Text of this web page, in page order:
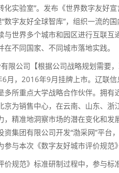
化实验室”。发布《世界数字友好
数字友好全球智库”，组织一流的
与世界多个城市和园区进行互联
不同国家、不同城市落地实践。
限公司【根据公司战略规划需要
月，2016年9月挂牌上市。辽联
多所重点大学战略合作伙伴。拥
京为销售中心，在云南、山东、
，精准地洞察市场的潜在变化和
资集团有限公司开发“渤采网”平
与本次《数字友好城市评价规范
规范》标准研制过程中，参与标